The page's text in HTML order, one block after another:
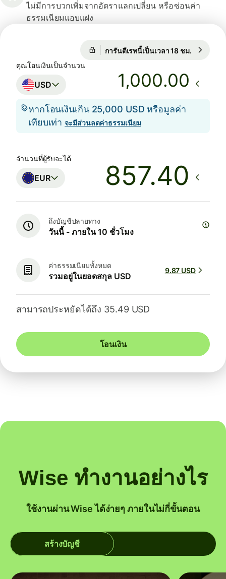
ไม่มีการบวกเพิ่มจากอัตราแลกเปลี่ยน หรือซ่อนค่า
ธรรมเนียมแอบแฝง
การันตีเรทนี้เป็นเวลา 18 ชม.
การันตีเรทนี้เป็นเวลา 18 ชม.
คุณโอนเงินเป็นจำนวน
USD .00
หากโอนเงินเกิน 25,000 USD หรือมูลค่า
เทียบเท่าจะมีส่วนลดค่าธรรมเนียม
จำนวนที่ผู้รับจะได้
EUR
ถึงบัญชีปลายทาง
วันนี้ - ภายใน 10 ชั่วโมง
ค่าธรรมเนียมทั้งหมด
รวมอยู่ในยอดสกุล USD
9.87 USD
สามารถประหยัดได้ถึง 35.49 USD
โอนเงิน
Wise ทำงานอย่างไร
ใช้งานผ่าน Wise ได้ง่ายๆ ภายในไม่กี่ขั้นตอน
สร้างบัญชี